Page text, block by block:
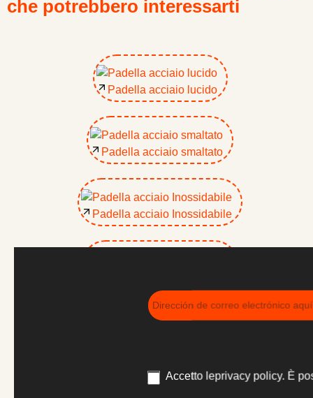
che potrebbero interessarti
Padella acciaio lucido
Padella acciaio smaltato
Padella acciaio Inossidabile
Accetto leprivacy policy. È